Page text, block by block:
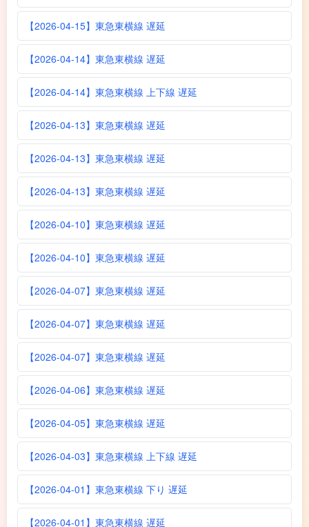
【2026-04-15】東急東横線 遅延
【2026-04-14】東急東横線 遅延
【2026-04-14】東急東横線 上下線 遅延
【2026-04-13】東急東横線 遅延
【2026-04-13】東急東横線 遅延
【2026-04-13】東急東横線 遅延
【2026-04-10】東急東横線 遅延
【2026-04-10】東急東横線 遅延
【2026-04-07】東急東横線 遅延
【2026-04-07】東急東横線 遅延
【2026-04-07】東急東横線 遅延
【2026-04-06】東急東横線 遅延
【2026-04-05】東急東横線 遅延
【2026-04-03】東急東横線 上下線 遅延
【2026-04-01】東急東横線 下り 遅延
【2026-04-01】東急東横線 遅延